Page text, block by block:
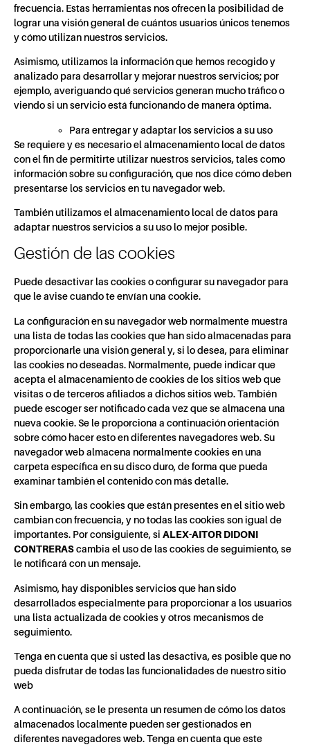
frecuencia. Estas herramientas nos ofrecen la posibilidad de
lograr una visión general de cuántos usuarios únicos tenemos
y cómo utilizan nuestros servicios.
Asimismo, utilizamos la información que hemos recogido y
analizado para desarrollar y mejorar nuestros servicios; por
ejemplo, averiguando qué servicios generan mucho tráfico o
viendo si un servicio está funcionando de manera óptima.
Para entregar y adaptar los servicios a su uso
Se requiere y es necesario el almacenamiento local de datos
con el fin de permitirte utilizar nuestros servicios, tales como
información sobre su configuración, que nos dice cómo deben
presentarse los servicios en tu navegador web.
También utilizamos el almacenamiento local de datos para
adaptar nuestros servicios a su uso lo mejor posible.
Gestión de las cookies
Puede desactivar las cookies o configurar su navegador para
que le avise cuando te envían una cookie.
La configuración en su navegador web normalmente muestra
una lista de todas las cookies que han sido almacenadas para
proporcionarle una visión general y, si lo desea, para eliminar
las cookies no deseadas. Normalmente, puede indicar que
acepta el almacenamiento de cookies de los sitios web que
visitas o de terceros afiliados a dichos sitios web. También
puede escoger ser notificado cada vez que se almacena una
nueva cookie. Se le proporciona a continuación orientación
sobre cómo hacer esto en diferentes navegadores web. Su
navegador web almacena normalmente cookies en una
carpeta específica en su disco duro, de forma que pueda
examinar también el contenido con más detalle.
Sin embargo, las cookies que están presentes en el sitio web
cambian con frecuencia, y no todas las cookies son igual de
importantes. Por consiguiente, si ALEX-AITOR DIDONI
CONTRERAScambia el uso de las cookies de seguimiento, se
le notificará con un mensaje.
Asimismo, hay disponibles servicios que han sido
desarrollados especialmente para proporcionar a los usuarios
una lista actualizada de cookies y otros mecanismos de
seguimiento.
Tenga en cuenta que si usted las desactiva, es posible que no
pueda disfrutar de todas las funcionalidades de nuestro sitio
web
A continuación, se le presenta un resumen de cómo los datos
almacenados localmente pueden ser gestionados en
diferentes navegadores web. Tenga en cuenta que este